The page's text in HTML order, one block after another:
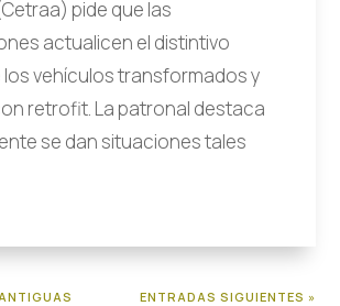
pide que las
actualicen el distintivo
los vehículos transformados y
retrofit. La patronal destaca
se dan situaciones tales
ENTRADAS SIGUIENTES »